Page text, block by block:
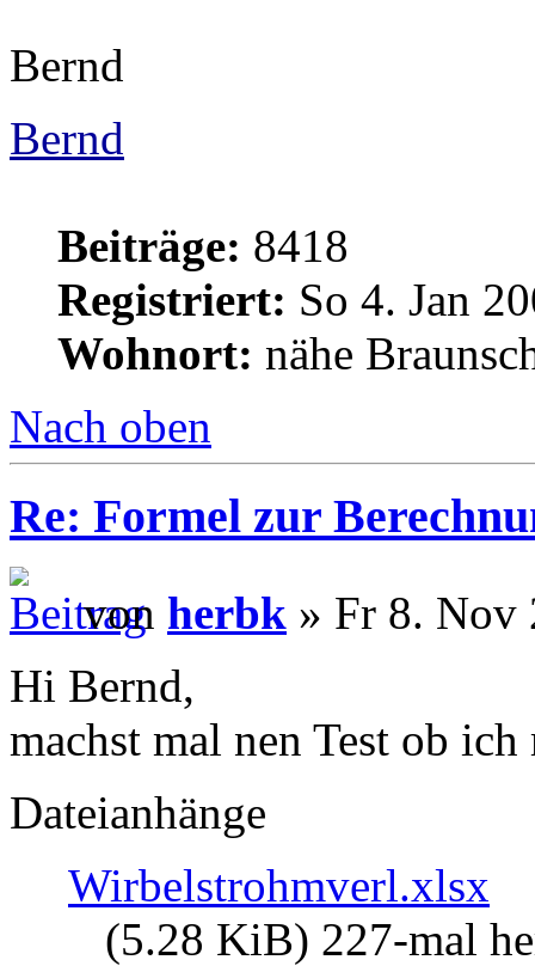
Bernd
Bernd
Beiträge: 8418
Registriert: So 4. Jan
Wohnort: nähe
Nach oben
Re: Formel zur
von herbk » Fr 8. Nov
Hi Bernd,
machst mal nen Test ob
Dateianhänge
Wirbelstrohmverl.xlsx
(5.28 KiB) 227-mal